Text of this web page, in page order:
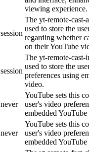
viewing experience.
session
The yt-remote-cast-
used to store the
regarding whether
on their YouTube
session
The yt-remote-cast-
used to store the
preferences using
video.
never
YouTube sets this
user's video
embedded
never
YouTube sets this
user's video
embedded